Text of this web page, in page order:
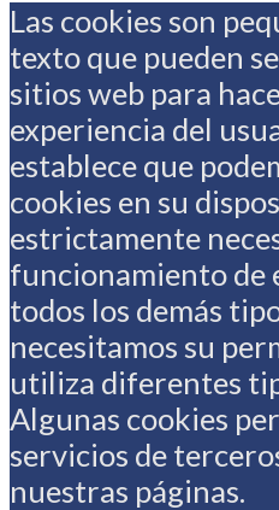
Las cookies son
texto que pueden
sitios web para
experiencia del
establece que
cookies en su
estrictamente
funcionamiento de
todos los demás
necesitamos su
utiliza diferentes
Algunas cookies
servicios de
nuestras páginas.